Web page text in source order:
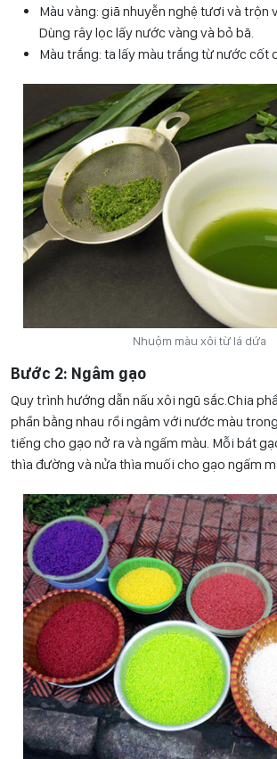
Màu vàng: giã nhuyễn nghệ tươi và trộn
Dùng rây lọc lấy nước vàng và bỏ bã.
Màu trắng: ta lấy màu trắng từ nước cốt
Nhuộm màu xôi từ lá dứa
Bước 2: Ngâm gạo
Quy trình hướng dẫn nấu xôi ngũ sắc.Chia
phần bằng nhau rồi ngâm với nước màu
tiếng cho gạo nở ra và ngấm màu. Mỗi bát
thìa đường và nửa thìa muối cho gạo ngấm